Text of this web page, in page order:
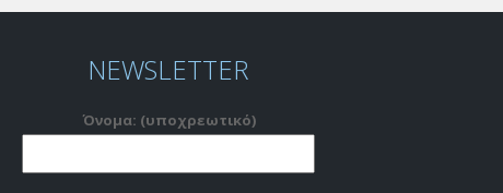
NEWSLETTER
Όνομα: (υποχρεωτικό)